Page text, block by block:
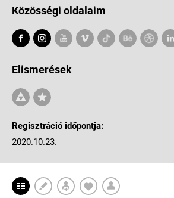
Közösségi oldalaim
Elismerések
Regisztráció időpontja:
2020.10.23.